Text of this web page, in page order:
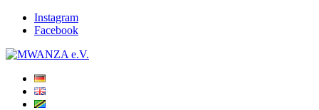
Instagram
Facebook